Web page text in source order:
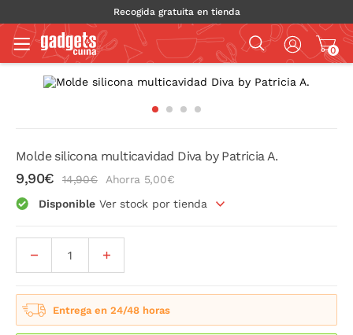
Recogida gratuita en tienda
0
Molde silicona multicavidad Diva by Patricia A.
9,90€ 14,90€
Ahorra 5,00€
Disponible Ver stock por tienda
Entrega en 24/48 horas